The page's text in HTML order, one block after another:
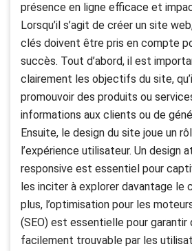
présence en ligne efficace et
Lorsqu’il s’agit de créer un site
clés doivent être pris en compte
succès. Tout d’abord, il est
clairement les objectifs du site,
promouvoir des produits ou
informations aux clients ou de
Ensuite, le design du site joue un
l’expérience utilisateur. Un design
responsive est essentiel pour
les inciter à explorer davantage le
plus, l’optimisation pour les
(SEO) est essentielle pour
facilement trouvable par les